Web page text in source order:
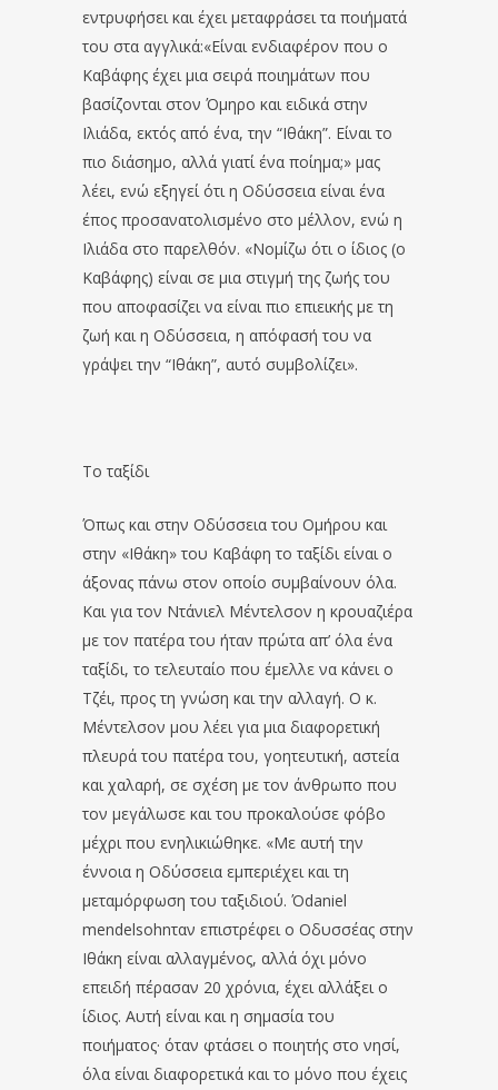
εντρυφήσει και έχει μεταφράσει τα ποιήματά
του στα αγγλικά:«Είναι ενδιαφέρον που ο
Καβάφης έχει μια σειρά ποιημάτων που
βασίζονται στον Όμηρο και ειδικά στην
Ιλιάδα, εκτός από ένα, την “Ιθάκη”. Είναι το
πιο διάσημο, αλλά γιατί ένα ποίημα;» μας
λέει, ενώ εξηγεί ότι η Οδύσσεια είναι ένα
έπος προσανατολισμένο στο μέλλον, ενώ η
Ιλιάδα στο παρελθόν. «Νομίζω ότι ο ίδιος (ο
Καβάφης) είναι σε μια στιγμή της ζωής του
που αποφασίζει να είναι πιο επιεικής με τη
ζωή και η Οδύσσεια, η απόφασή του να
γράψει την “Ιθάκη”, αυτό συμβολίζει».
Το ταξίδι
Όπως και στην Οδύσσεια του Ομήρου και
στην «Ιθάκη» του Καβάφη το ταξίδι είναι ο
άξονας πάνω στον οποίο συμβαίνουν όλα.
Και για τον Ντάνιελ Μέντελσον η κρουαζιέρα
με τον πατέρα του ήταν πρώτα απ’ όλα ένα
ταξίδι, το τελευταίο που έμελλε να κάνει ο
Τζέι, προς τη γνώση και την αλλαγή. Ο κ.
Μέντελσον μου λέει για μια διαφορετική
πλευρά του πατέρα του, γοητευτική, αστεία
και χαλαρή, σε σχέση με τον άνθρωπο που
τον μεγάλωσε και του προκαλούσε φόβο
μέχρι που ενηλικιώθηκε. «Με αυτή την
έννοια η Οδύσσεια εμπεριέχει και τη
μεταμόρφωση του ταξιδιού. Όdaniel
mendelsohnταν επιστρέφει ο Οδυσσέας στην
Ιθάκη είναι αλλαγμένος, αλλά όχι μόνο
επειδή πέρασαν 20 χρόνια, έχει αλλάξει ο
ίδιος. Αυτή είναι και η σημασία του
ποιήματος· όταν φτάσει ο ποιητής στο νησί,
όλα είναι διαφορετικά και το μόνο που έχεις